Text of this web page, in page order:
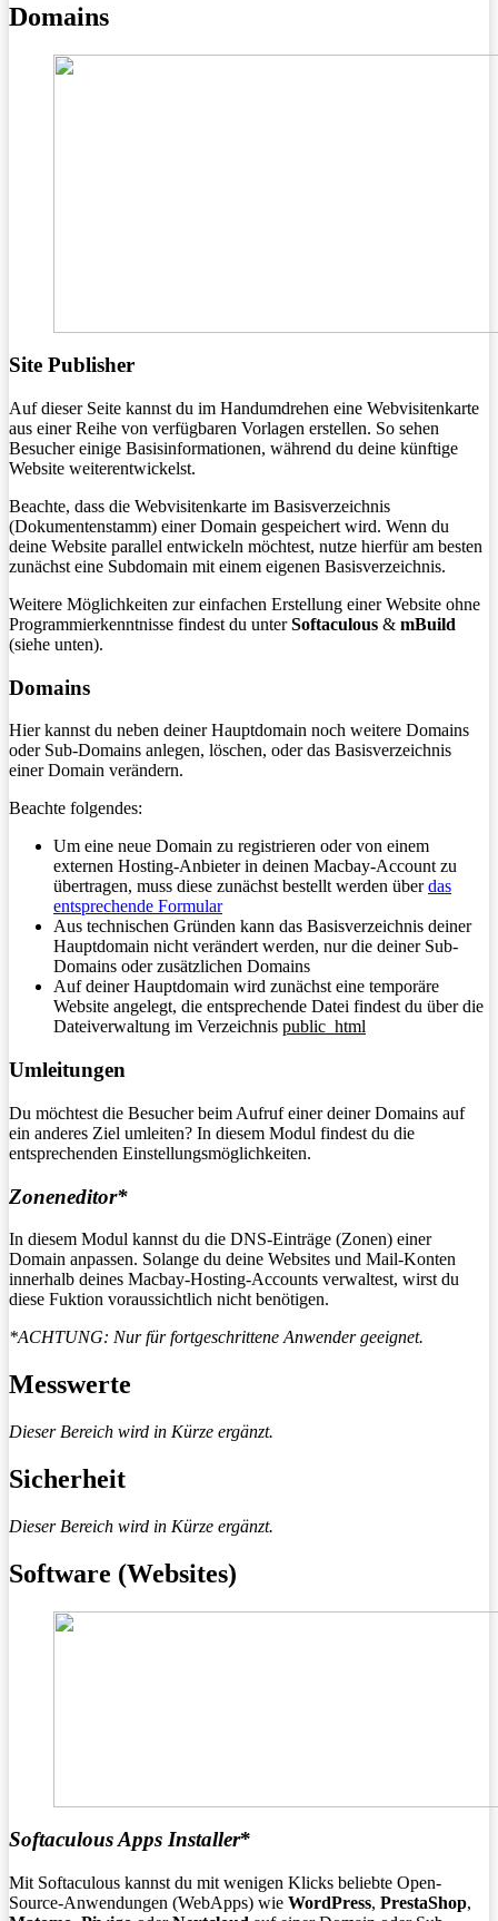
Domains
Site Publisher
Auf dieser Seite kannst du im Handumdrehen eine Webvisitenkarte
aus einer Reihe von verfügbaren Vorlagen erstellen. So sehen
Besucher einige Basisinformationen, während du deine künftige
Website weiterentwickelst.
Beachte, dass die Webvisitenkarte im Basisverzeichnis
(Dokumentenstamm) einer Domain gespeichert wird. Wenn du
deine Website parallel entwickeln möchtest, nutze hierfür am besten
zunächst eine Subdomain mit einem eigenen Basisverzeichnis.
Weitere Möglichkeiten zur einfachen Erstellung einer Website ohne
Programmierkenntnisse findest du unterSoftaculous & mBuild
(siehe unten).
Domains
Hier kannst du neben deiner Hauptdomain noch weitere Domains
oder Sub-Domains anlegen, löschen, oder das Basisverzeichnis
einer Domain verändern.
Beachte folgendes:
Um eine neue Domain zu registrieren oder von einem
externen Hosting-Anbieter in deinen Macbay-Account zu
übertragen, muss diese zunächst bestellt werden überdas
entsprechende Formular
Aus technischen Gründen kann das Basisverzeichnis deiner
Hauptdomain nicht verändert werden, nur die deiner Sub-
Domains oder zusätzlichen Domains
Auf deiner Hauptdomain wird zunächst eine temporäre
Website angelegt, die entsprechende Datei findest du über die
Dateiverwaltung im Verzeichnis public_html
Umleitungen
Du möchtest die Besucher beim Aufruf einer deiner Domains auf
ein anderes Ziel umleiten? In diesem Modul findest du die
entsprechenden Einstellungsmöglichkeiten.
Zoneneditor*
In diesem Modul kannst du die DNS-Einträge (Zonen) einer
Domain anpassen. Solange du deine Websites und Mail-Konten
innerhalb deines Macbay-Hosting-Accounts verwaltest, wirst du
diese Fuktion voraussichtlich nicht benötigen.
*ACHTUNG: Nur für fortgeschrittene Anwender geeignet.
Messwerte
Dieser Bereich wird in Kürze ergänzt.
Sicherheit
Dieser Bereich wird in Kürze ergänzt.
Software (Websites)
Softaculous Apps Installer*
Mit Softaculous kannst du mit wenigen Klicks beliebte Open-
Source-Anwendungen (WebApps) wie WordPress, PrestaShop,